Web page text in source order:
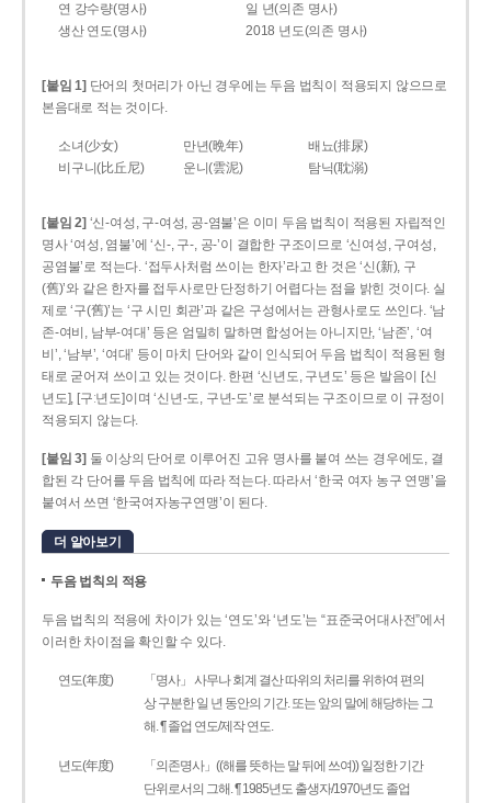
연 강수량(명사)
일 년(의존 명사)
생산 연도(명사)
2018 년도(의존 명사)
[붙임 1] 단어의 첫머리가 아닌 경우에는 두음 법칙이 적용되지 않으므로
본음대로 적는 것이다.
소녀(少女) 만년(晩年)
배뇨(排尿)
비구니(比丘尼)
운니(雲泥) 탐닉(耽溺)
[붙임 2] ‘신-여성, 구-여성, 공-염불’은 이미 두음 법칙이 적용된 자립적인
명사 ‘여성, 염불’에 ‘신-, 구-, 공-’이 결합한 구조이므로 ‘신여성, 구여성,
공염불’로 적는다. ‘접두사처럼 쓰이는 한자’라고 한 것은 ‘신(新), 구
(舊)’와 같은 한자를 접두사로만 단정하기 어렵다는 점을 밝힌 것이다. 실
제로 ‘구(舊)’는 ‘구 시민 회관’과 같은 구성에서는 관형사로도 쓰인다. ‘남
존­-여비, 남부-­여대’ 등은 엄밀히 말하면 합성어는 아니지만, ‘남존’, ‘여
비’, ‘남부’, ‘여대’ 등이 마치 단어와 같이 인식되어 두음 법칙이 적용된 형
태로 굳어져 쓰이고 있는 것이다. 한편 ‘신년도, 구년도’ 등은 발음이 [신
년도], [구ː년도]이며 ‘신년­-도, 구년-­도’로 분석되는 구조이므로 이 규정이
적용되지 않는다.
[붙임 3] 둘 이상의 단어로 이루어진 고유 명사를 붙여 쓰는 경우에도, 결
합된 각 단어를 두음 법칙에 따라 적는다. 따라서 ‘한국 여자 농구 연맹’을
붙여서 쓰면 ‘한국여자농구연맹’이 된다.
더 알아보기
두음 법칙의 적용
두음 법칙의 적용에 차이가 있는 ‘연도’와 ‘년도’는 “표준국어대사전”에서
이러한 차이점을 확인할 수 있다.
연도(年度)
「명사」 사무나 회계 결산 따위의 처리를 위하여 편의
상 구분한 일 년 동안의 기간. 또는 앞의 말에 해당하는 그
해. ¶ 졸업 연도/제작 연도.
년도(年度)
「의존명사」((해를 뜻하는 말 뒤에 쓰여)) 일정한 기간
단위로서의 그해. ¶ 1985년도 출생자/1970년도 졸업